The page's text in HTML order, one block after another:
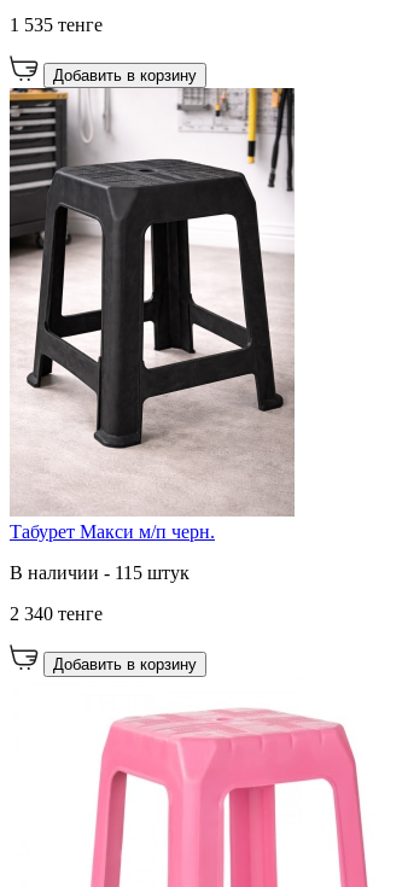
1 535 тенге
Добавить в корзину
Табурет Макси м/п черн.
В наличии - 115 штук
2 340 тенге
Добавить в корзину